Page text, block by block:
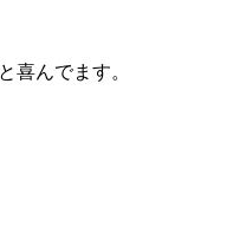
喜んでます。